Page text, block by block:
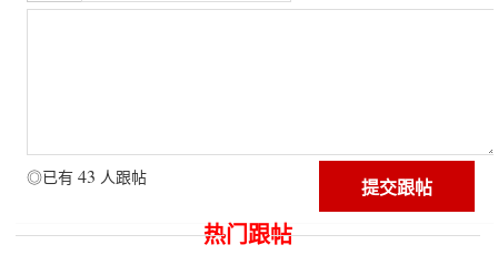
◎已有 43 人跟帖
热门跟帖